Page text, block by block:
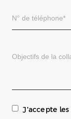
J'accepte les